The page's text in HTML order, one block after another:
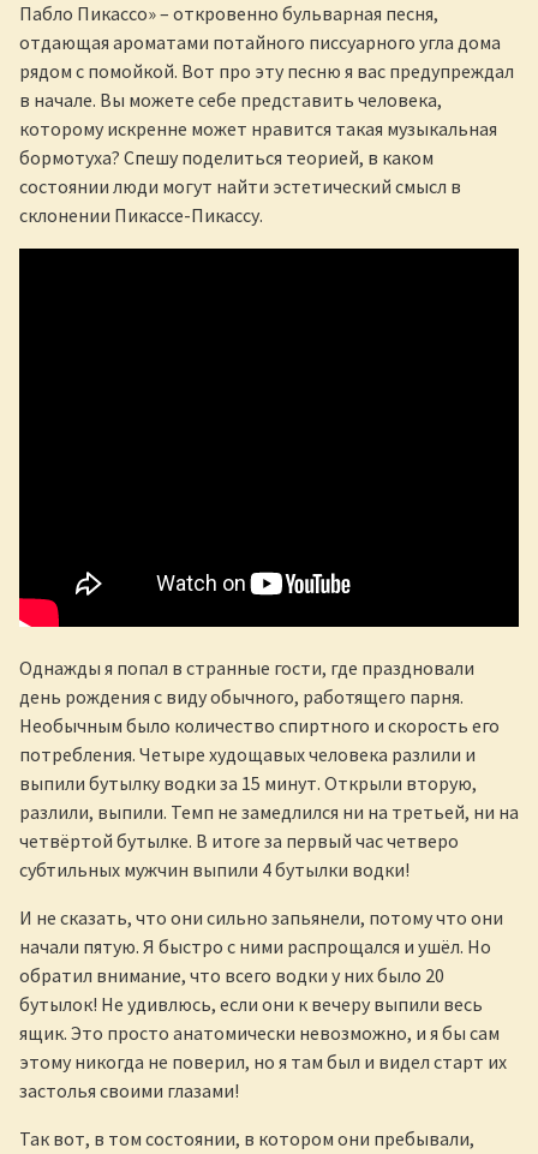
Пабло Пикассо» – откровенно бульварная песня,
отдающая ароматами потайного писсуарного угла дома
рядом с помойкой. Вот про эту песню я вас предупреждал
в начале. Вы можете себе представить человека,
которому искренне может нравится такая музыкальная
бормотуха? Спешу поделиться теорией, в каком
состоянии люди могут найти эстетический смысл в
склонении Пикассе-Пикассу.
Однажды я попал в странные гости, где праздновали
день рождения с виду обычного, работящего парня.
Необычным было количество спиртного и скорость его
потребления. Четыре худощавых человека разлили и
выпили бутылку водки за 15 минут. Открыли вторую,
разлили, выпили. Темп не замедлился ни на третьей, ни на
четвёртой бутылке. В итоге за первый час четверо
субтильных мужчин выпили 4 бутылки водки!
И не сказать, что они сильно запьянели, потому что они
начали пятую. Я быстро с ними распрощался и ушёл. Но
обратил внимание, что всего водки у них было 20
бутылок! Не удивлюсь, если они к вечеру выпили весь
ящик. Это просто анатомически невозможно, и я бы сам
этому никогда не поверил, но я там был и видел старт их
застолья своими глазами!
Так вот, в том состоянии, в котором они пребывали,